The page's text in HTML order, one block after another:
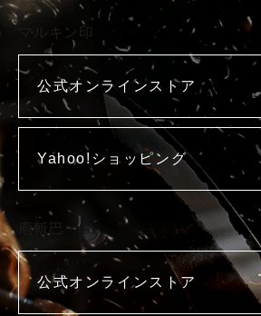
マルキン印
公式オンラインストア
Yahoo!ショッピング
庖斬巴
公式オンラインストア